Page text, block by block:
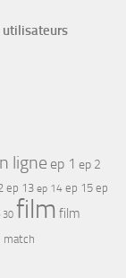
utilisateurs
ligne ep 1 ep 2
ep 13 ep 14 ep 15 ep
30 film film
match